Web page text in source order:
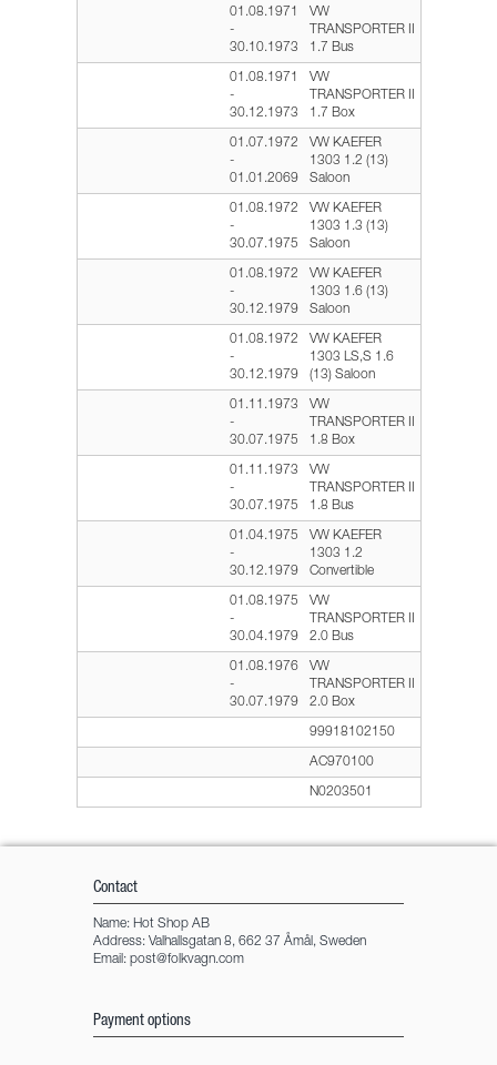
01.08.1971
-
30.10.1973
VW
TRANSPORTER II
1.7 Bus
01.08.1971
-
30.12.1973
VW
TRANSPORTER II
1.7 Box
01.07.1972
-
01.01.2069
VW KAEFER
1303 1.2 (13)
Saloon
01.08.1972
-
30.07.1975
VW KAEFER
1303 1.3 (13)
Saloon
01.08.1972
-
30.12.1979
VW KAEFER
1303 1.6 (13)
Saloon
01.08.1972
-
30.12.1979
VW KAEFER
1303 LS,S 1.6
(13) Saloon
01.11.1973
-
30.07.1975
VW
TRANSPORTER II
1.8 Box
01.11.1973
-
30.07.1975
VW
TRANSPORTER II
1.8 Bus
01.04.1975
-
30.12.1979
VW KAEFER
1303 1.2
Convertible
01.08.1975
-
30.04.1979
VW
TRANSPORTER II
2.0 Bus
01.08.1976
-
30.07.1979
VW
TRANSPORTER II
2.0 Box
99918102150
AC970100
N0203501
Contact
Name: Hot Shop AB
Address: Valhallsgatan 8, 662 37 Åmål, Sweden
Email: post@folkvagn.com
Payment options